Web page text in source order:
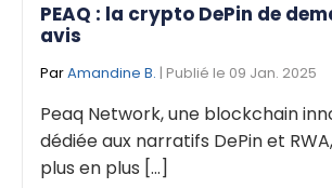
PEAQ : la crypto DePin de
avis
ParAmandine B. | Publié le 09 Jan. 2025
Peaq Network, une blockchain
dédiée aux narratifs DePin et
plus en plus [...]